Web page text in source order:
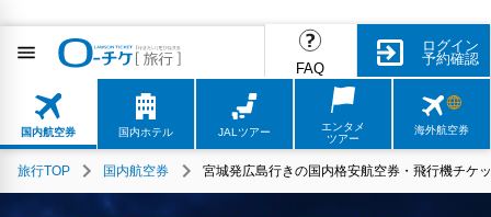
FAQ
ログイン
予約確認
国内航空券 国内ホテル JALツアー
エンタメ
ツアー
海外航空券
旅行TOP 国内航空券 宮城発広島行きの国内格安航空券・飛行機チケ